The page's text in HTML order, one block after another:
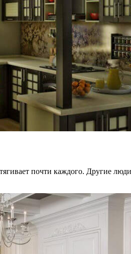
почти каждого. Другие